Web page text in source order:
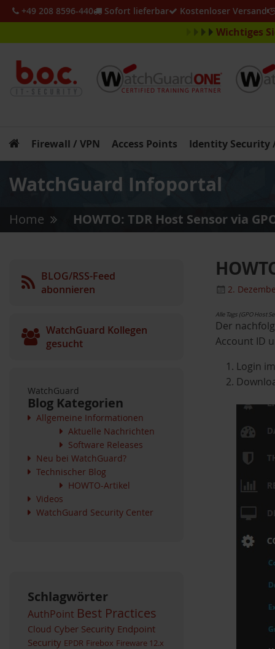
Wichtiges
+49 208 8596-440 Sofort lieferbar Kostenloser Versand
Firewall / VPN Access Points Identity Security
WatchGuard Infoportal
Home HOWTO: TDR Host Sensor via
2.
Alle Tags (GPO Host
Der
Account ID
Login
BLOG/RSS-Feed
abonnieren
WatchGuard Kollegen
gesucht
WatchGuard
Blog Kategorien
Allgemeine Informationen
Aktuelle Nachrichten
Software Releases
Neu bei WatchGuard?
Technischer Blog
HOWTO-Artikel
Videos
WatchGuard Security Center
Schlagwörter
AuthPoint Best Practices
Cloud Cyber Security Endpoint
Security EPDR Firebox Fireware 12.x